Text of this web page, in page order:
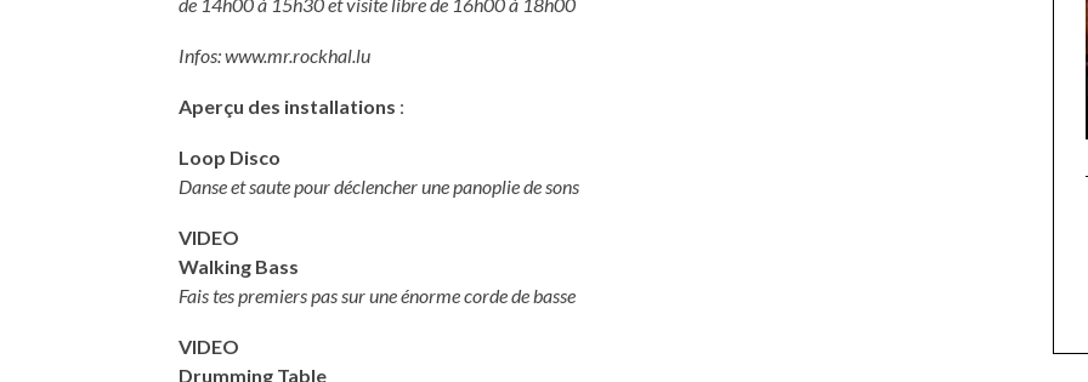
Infos:www.mr.rockhal.lu
Aperçu des installations :
Loop Disco
Danse et saute pour déclencher une panoplie de sons
VIDEO
Walking Bass
Fais tes premiers pas sur une énorme corde de basse
VIDEO
Drumming Table